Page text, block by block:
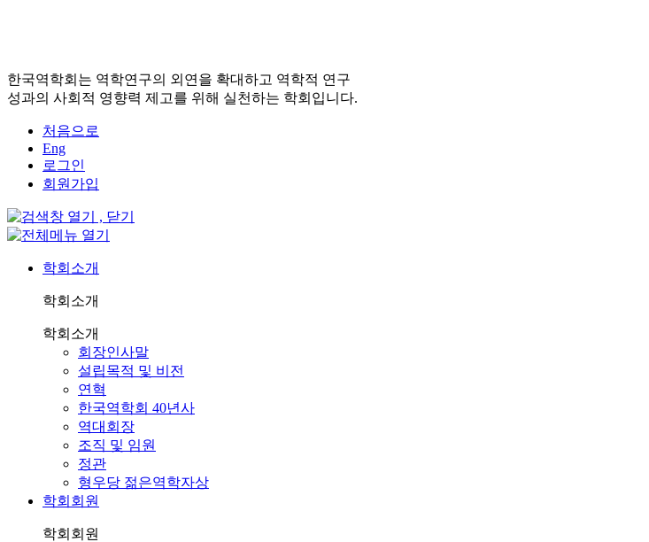
한국역학회는 역학연구의 외연을 확대하고 역학적 연구
성과의 사회적 영향력 제고를 위해 실천하는 학회입니다.
처음으로
Eng
로그인
회원가입
학회소개
학회소개
학회소개
회장인사말
설립목적 및 비전
연혁
한국역학회 40년사
역대회장
조직 및 임원
정관
형우당 젊은역학자상
학회회원
학회회원